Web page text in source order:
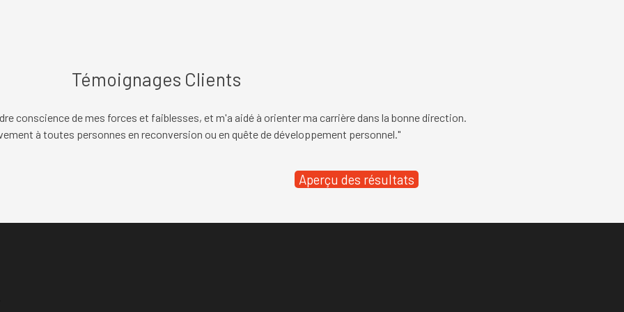
Témoignages Clients
conscience de mes forces et faiblesses, et m'a aidé à orienter ma carrière dans la bonne direction.
à toutes personnes en reconversion ou en quête de développement personnel."
Témoignages Clients
"Super expérience !"
Aperçu des résultats